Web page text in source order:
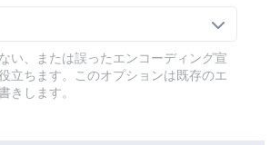
い、または誤ったエンコーディング宣
立ちます。このオプションは既存のエ
きします。